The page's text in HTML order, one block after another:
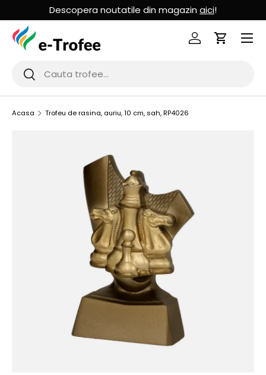
MERGI LA CONTINUT
Descopera noutatile din magazin aici!
Cauta
Cauta
Logheaza-te
Cos de
Acasa Trofeu de rasina, auriu, 10 cm, sah, RP4026